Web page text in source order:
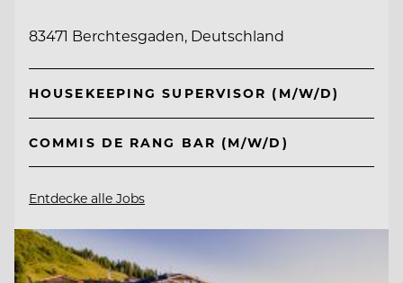
83471 Berchtesgaden, Deutschland
HOUSEKEEPING SUPERVISOR (M/W/D)
COMMIS DE RANG BAR (M/W/D)
Entdecke alle Jobs